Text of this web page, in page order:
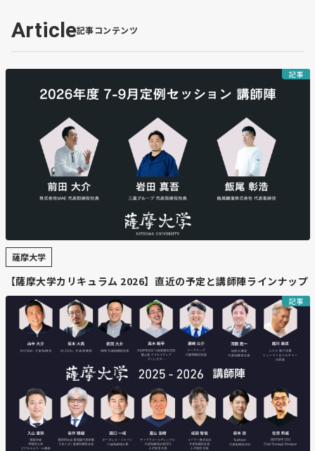
Article記事コンテンツ
記事
薩摩大学
【薩摩大学カリキュラム 2026】直近の予定と講師陣ラインナップ
記事